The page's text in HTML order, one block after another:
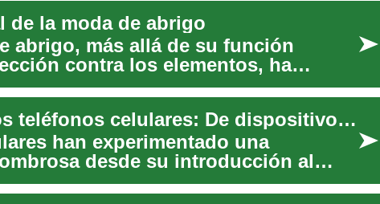
de la moda de abrigo
abrigo, más allá de su función
contra los elementos, ha
La evolución de los teléfonos celulares: De dispositivos de lujo a herramientas esenciales
han experimentado una
desde su introducción al